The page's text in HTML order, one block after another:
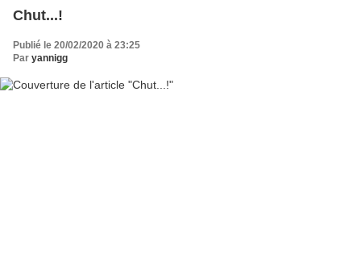
Chut...!
Publié le 20/02/2020 à 23:25
Par yannigg